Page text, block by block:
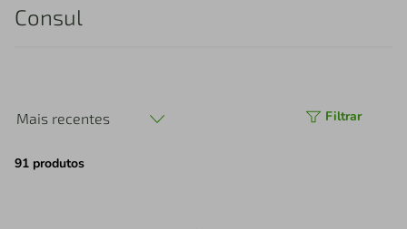
Consul
Mais recentes Filtrar
91 produtos
tenis
perfume
4º air fryer